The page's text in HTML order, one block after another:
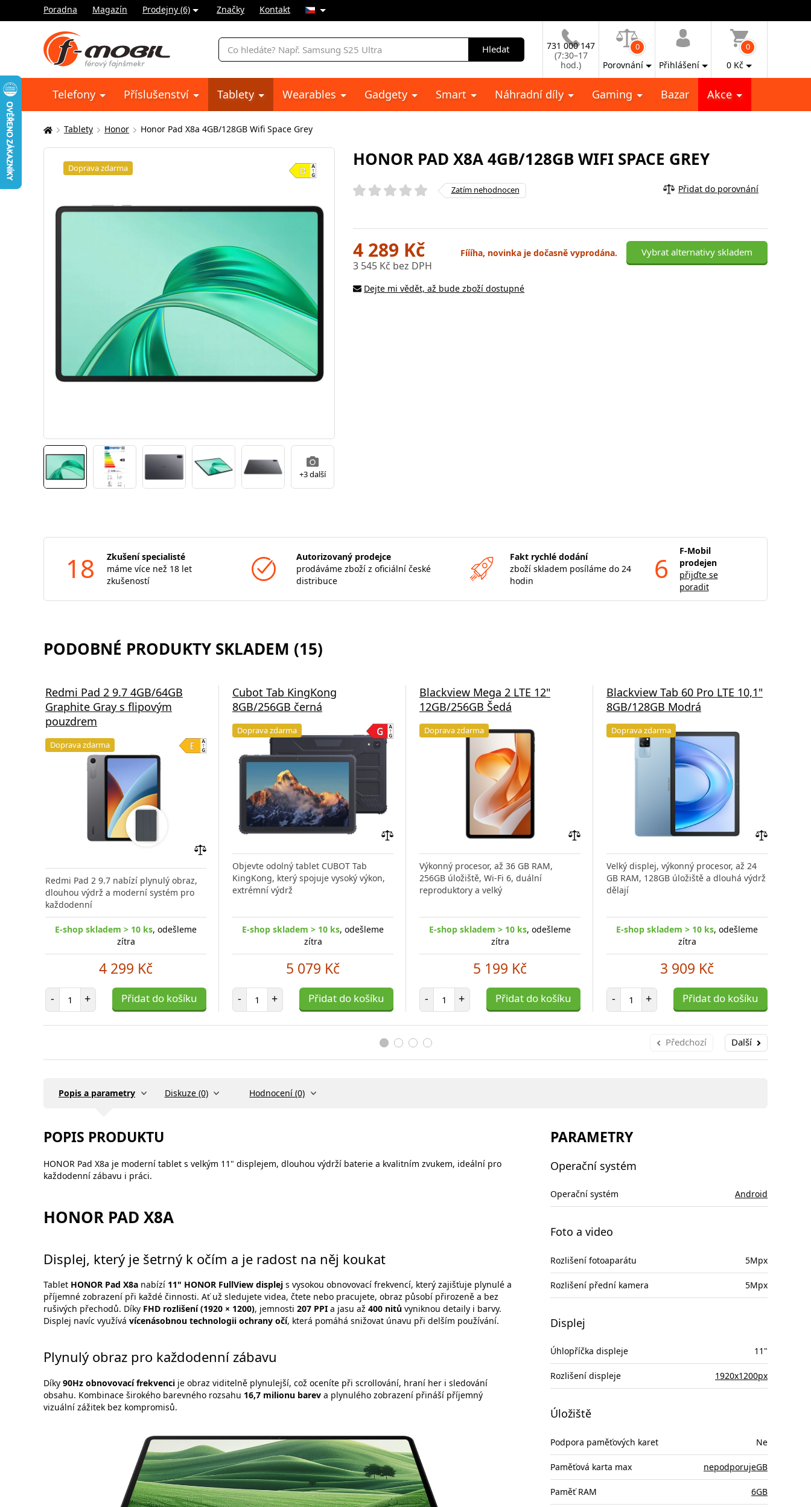
Poradna Magazín Prodejny (6) Značky Kontakt
Vyhledávání
Hledat
731 000 147
(7:30–17
hod.)
0
Porovnání Přihlášení
0
0 Kč
Telefony Příslušenství Tablety Wearables Gadgety Smart Náhradní díly Gaming Bazar Akce
Zde
se
Tablety Honor Honor Pad X8a 4GB/128GB Wifi Space Grey
Doprava zdarma
+3 další
HONOR PAD X8A 4GB/128GB WIFI SPACE GREY
Zatím nehodnocen Přidat do porovnání
4 289 Kč
3 545 Kč bez DPH
Fíííha, novinka je dočasně vyprodána. Vybrat alternativy skladem
Dejte mi vědět, až bude zboží dostupné
18
Zkušení specialisté
máme více než 18 let
zkušeností
Autorizovaný prodejce
prodáváme zboží z oficiální české
distribuce
Fakt rychlé dodání
zboží skladem posíláme do 24
hodin
6
F-Mobil
prodejen
přijďte se
poradit
PODOBNÉ PRODUKTY SKLADEM (15)
Redmi Pad 2 9.7 4GB/64GB
Graphite Gray s flipovým
pouzdrem
Doprava zdarma
Redmi Pad 2 9.7 nabízí plynulý obraz,
dlouhou výdrž a moderní systém pro
každodenní
E-shop skladem > 10 ks, odešleme
zítra
4 299 Kč
- Počet položek
+ Přidat do košíku
Cubot Tab KingKong
8GB/256GB černá
Doprava zdarma
porovnání
Objevte odolný tablet CUBOT Tab
KingKong, který spojuje vysoký výkon,
extrémní výdrž
E-shop skladem > 10 ks, odešleme
zítra
5 079 Kč
- Počet položek
+ Přidat do košíku
Blackview Mega 2 LTE 12"
12GB/256GB Šedá
Doprava zdarma
porovnání
Výkonný procesor, až 36 GB RAM,
256GB úložiště, Wi-Fi 6, duální
reproduktory a velký
E-shop skladem > 10 ks, odešleme
zítra
5 199 Kč
- Počet položek
+ Přidat do košíku
Blackview Tab 60 Pro LTE 10,1"
8GB/128GB Modrá
Doprava zdarma
Velký displej, výkonný procesor, až 24
GB RAM, 128GB úložiště a dlouhá výdrž
dělají
E-shop skladem > 10 ks, odešleme
zítra
3 909 Kč
- Počet položek
+ Přidat do košíku
Předchozí Další
Popis a parametry Diskuze (0) Hodnocení (0)
POPIS PRODUKTU
HONOR Pad X8a je moderní tablet s velkým 11" displejem, dlouhou výdrží baterie a kvalitním zvukem, ideální pro
každodenní zábavu i práci.
HONOR PAD X8A
Displej, který je šetrný k očím a je radost na něj koukat
Tablet HONOR Pad X8a nabízí 11" HONOR FullView displej s vysokou obnovovací frekvencí, který zajišťuje plynulé a
příjemné zobrazení při každé činnosti. Ať už sledujete videa, čtete nebo pracujete, obraz působí přirozeně a bez
rušivých přechodů. Díky FHD rozlišení (1920 × 1200), jemnosti 207 PPI a jasu až 400 nitů vyniknou detaily i barvy.
Displej navíc využívá vícenásobnou technologii ochrany očí, která pomáhá snižovat únavu při delším používání.
Plynulý obraz pro každodenní zábavu
Díky 90Hz obnovovací frekvenci je obraz viditelně plynulejší, což oceníte při scrollování, hraní her i sledování
obsahu. Kombinace širokého barevného rozsahu 16,7 milionu barev a plynulého zobrazení přináší příjemný
vizuální zážitek bez kompromisů.
PARAMETRY
Operační systém
Operační systém Android
Foto a video
Rozlišení fotoaparátu 5Mpx
Rozlišení přední kamera 5Mpx
Displej
Úhlopříčka displeje 11"
Rozlišení displeje 1920x1200px
Úložiště
Podpora paměťových karet Ne
Paměťová karta max nepodporujeGB
Paměť RAM 6GB